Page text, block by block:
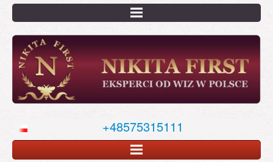
Перейти
основному
содержанию
+48575315111